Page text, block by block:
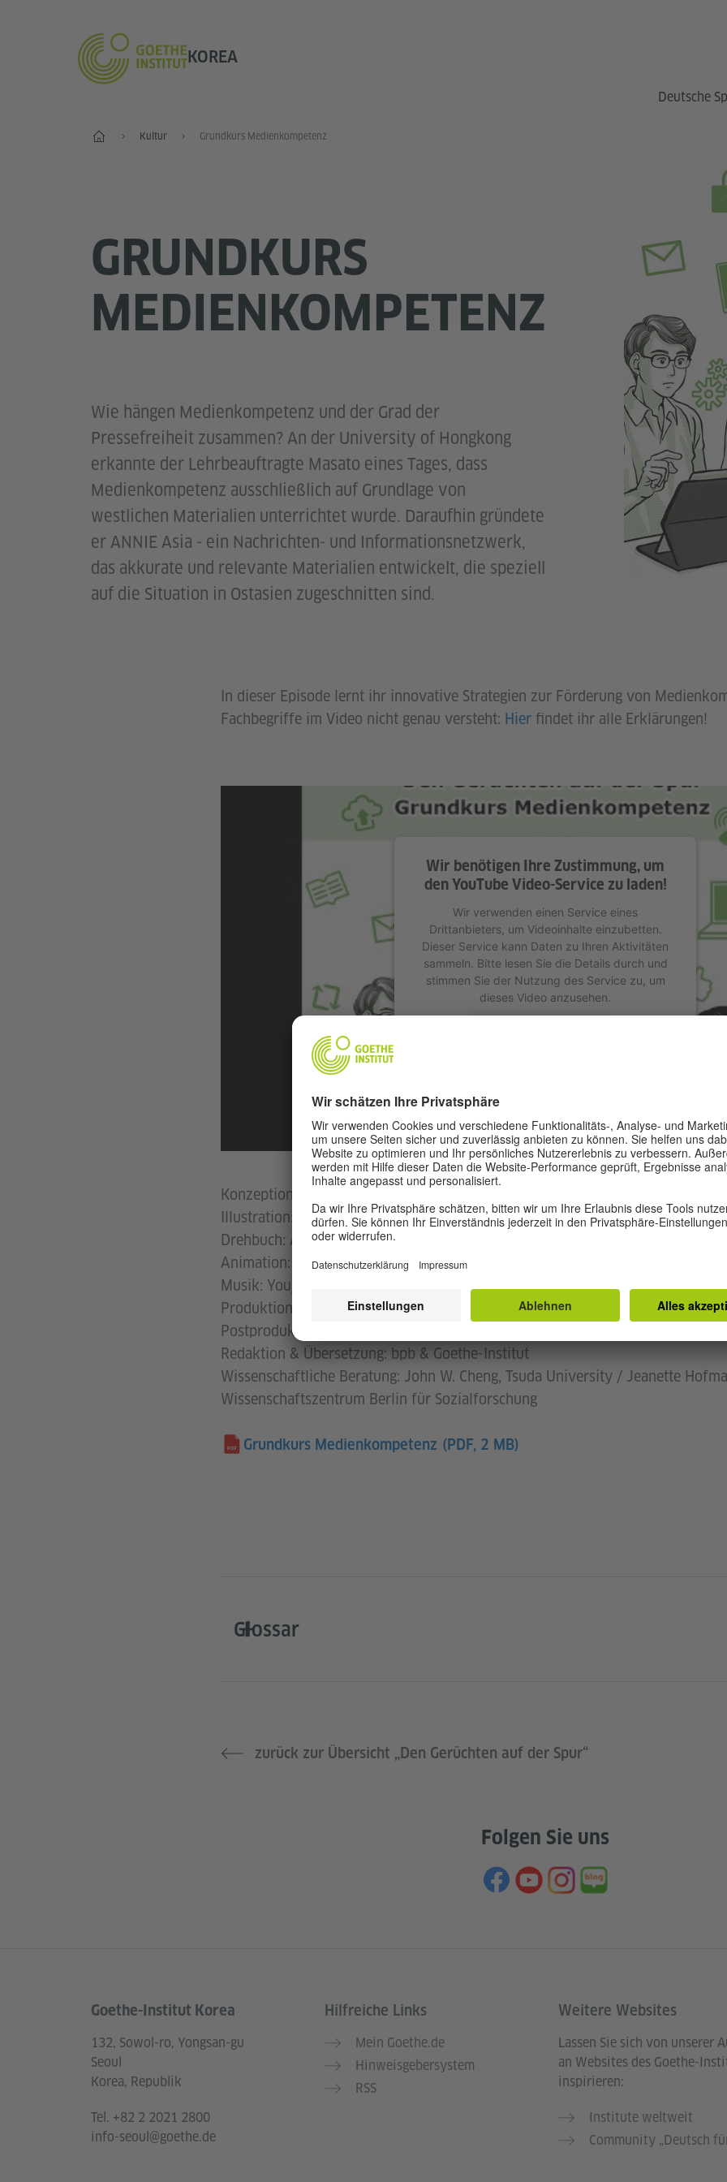
KOREA
Deutsche
Start Kultur Grundkurs Medienkompetenz
GRUNDKURS
MEDIENKOMPETENZ
Wie hängen Medienkompetenz und der Grad der
Pressefreiheit zusammen? An der University of Hongkong
erkannte der Lehrbeauftragte Masato eines Tages, dass
Medienkompetenz ausschließlich auf Grundlage von
westlichen Materialien unterrichtet wurde. Daraufhin gründete
er ANNIE Asia - ein Nachrichten- und Informationsnetzwerk,
das akkurate und relevante Materialien entwickelt, die speziell
auf die Situation in Ostasien zugeschnitten sind.
In dieser Episode lernt ihr innovative Strategien zur Förderung von
Fachbegriffe im Video nicht genau versteht: Hier findet ihr alle Erklärungen!
Wir benötigen Ihre Zustimmung, um
den YouTube Video-Service zu laden!
Wir verwenden einen Service eines
Drittanbieters, um Videoinhalte einzubetten.
Dieser Service kann Daten zu Ihren Aktivitäten
sammeln. Bitte lesen Sie die Details durch und
stimmen Sie der Nutzung des Service zu, um
dieses Video anzusehen.
Konzeption: Hui-An Ho
Illustration: Yukari Mishima
Drehbuch: Awe Studio
Animation: Awe Studio x Jorge Ramos
Musik: Youjin Jeon
Produktion: Awe Studio
Postproduktion: Awe Studio x Jorge Ramos
Redaktion & Übersetzung: bpb & Goethe-Institut
Wissenschaftliche Beratung: John W. Cheng, Tsuda University / Jeanette
Wissenschaftszentrum Berlin für Sozialforschung
Grundkurs Medienkompetenz (PDF, 2 MB)
Glossar
zurück zur Übersicht „Den Gerüchten auf der Spur“
Folgen Sie uns
Service- und Informationsbereich
Goethe-Institut Korea
132, Sowol-ro, Yongsan-gu
Seoul
Korea, Republik
Tel. +82 2 2021 2800
info-seoul@goethe.de
Hilfreiche Links
Mein Goethe.de
Hinweisgebersystem
RSS
Weitere Websites
Lassen Sie sich von unserer
an Websites des Goethe-
inspirieren:
Institute weltweit
Community „Deutsch